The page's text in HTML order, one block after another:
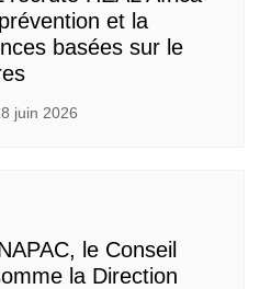
et la
basées sur le
juin 2026
le Conseil
la Direction